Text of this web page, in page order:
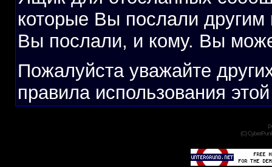
которые Вы послали другим
Вы послали, и кому. Вы
Пожалуйста уважайте
правила использования
(C)